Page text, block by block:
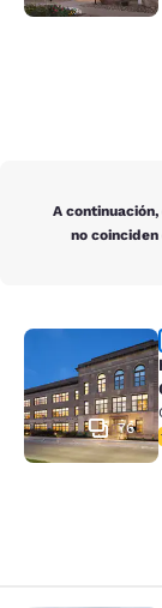
A
no
Hotel
76